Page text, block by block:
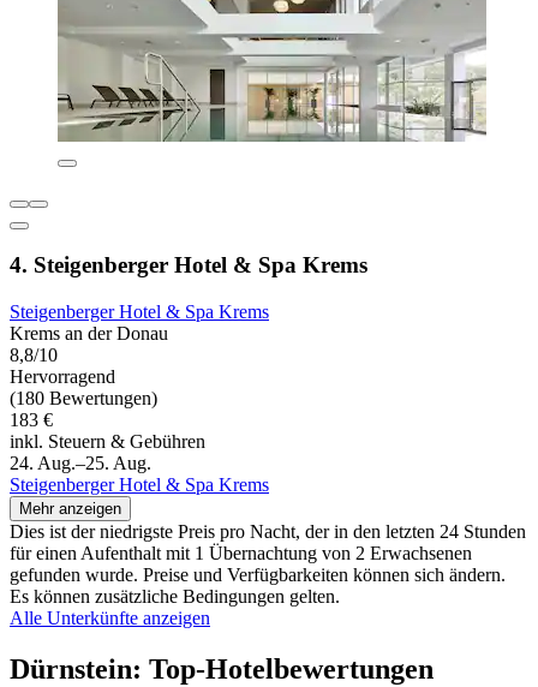
4. Steigenberger Hotel & Spa Krems
Steigenberger Hotel & Spa Krems
Krems an der Donau
8,8/10
Hervorragend
(180 Bewertungen)
183 €
inkl. Steuern & Gebühren
24. Aug.–25. Aug.
Steigenberger Hotel & Spa Krems
Mehr anzeigen
Dies ist der niedrigste Preis pro Nacht, der in den letzten 24 Stunden
für einen Aufenthalt mit 1 Übernachtung von 2 Erwachsenen
gefunden wurde. Preise und Verfügbarkeiten können sich ändern.
Es können zusätzliche Bedingungen gelten.
Alle Unterkünfte anzeigen
Dürnstein: Top-Hotelbewertungen